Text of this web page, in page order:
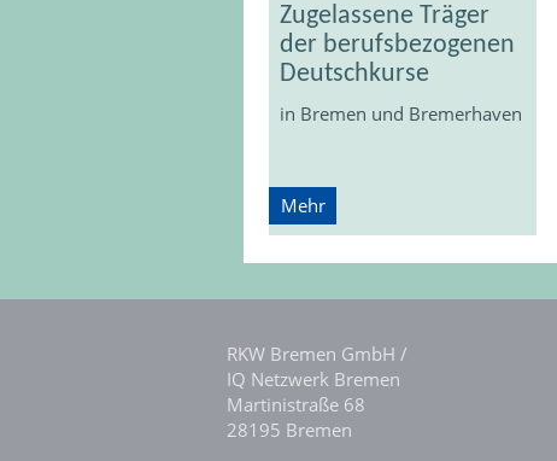
Zugelassene Träger
der berufsbezogenen
Deutschkurse
in Bremen und Bremerhaven
Mehr
RKW Bremen GmbH /
IQ Netzwerk Bremen
Martinistraße 68
28195 Bremen